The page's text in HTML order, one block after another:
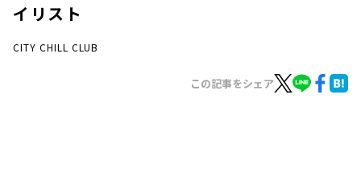
イリスト
CITY CHILL CLUB
この記事をシェア